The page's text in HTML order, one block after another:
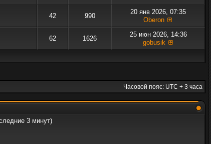
42 990
20 янв 2026, 07:35
Oberon
62 1626
25 июн 2026, 14:36
gobusik
Часовой пояс: UTC + 3 часа
3 минут)